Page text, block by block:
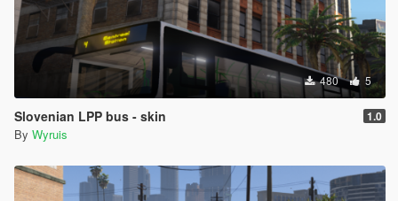
480 5
Slovenian LPP bus - skin 1.0
By Wyruis